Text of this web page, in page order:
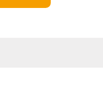
1 eidooier